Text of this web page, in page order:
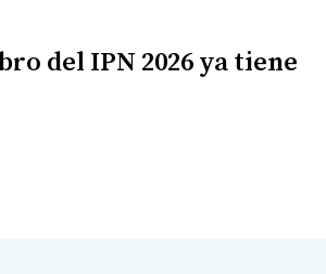
del IPN 2026 ya tiene